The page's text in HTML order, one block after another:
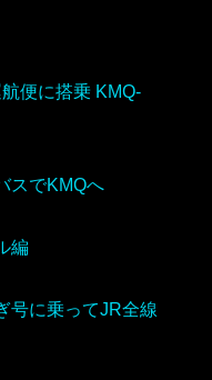
便に搭乗 KMQ-
スでKMQへ
編
号に乗ってJR全線